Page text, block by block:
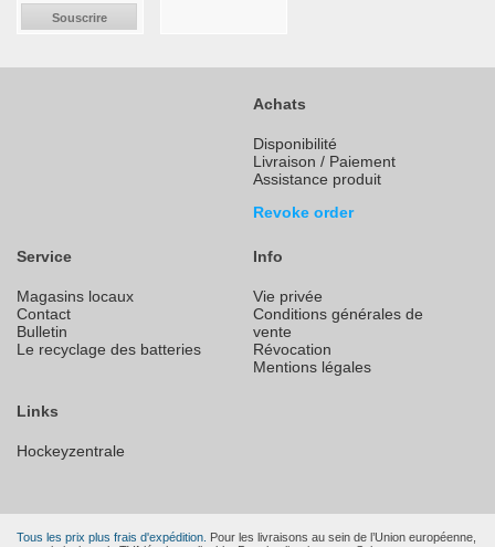
Souscrire
Achats
Disponibilité
Livraison / Paiement
Assistance produit
Revoke order
Service
Magasins locaux
Contact
Bulletin
Le recyclage des batteries
Info
Vie privée
Conditions générales de
vente
Révocation
Mentions légales
Links
Hockeyzentrale
Tous les prix plus frais d'expédition. Pour les livraisons au sein de l’Union européenne,